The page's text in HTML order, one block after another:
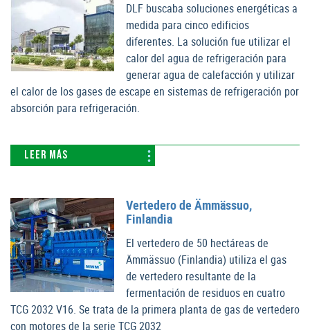
DLF buscaba soluciones energéticas a
medida para cinco edificios
diferentes. La solución fue utilizar el
calor del agua de refrigeración para
generar agua de calefacción y utilizar
el calor de los gases de escape en sistemas de refrigeración por
absorción para refrigeración.
LEER MÁS
Vertedero de Ämmässuo,
Finlandia
El vertedero de 50 hectáreas de
Ämmässuo (Finlandia) utiliza el gas
de vertedero resultante de la
fermentación de residuos en cuatro
TCG 2032 V16. Se trata de la primera planta de gas de vertedero
con motores de la serie TCG 2032